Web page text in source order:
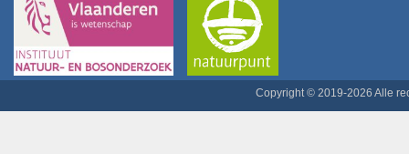
Copyright © 2019-2026 Alle